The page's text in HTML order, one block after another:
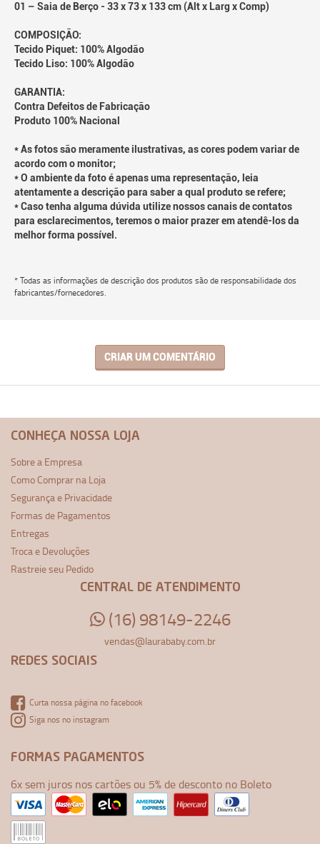
01 – Saia de Berço - 33 x 73 x 133 cm (Alt x Larg x Comp)
COMPOSIÇÃO:
Tecido Piquet: 100% Algodão
Tecido Liso: 100% Algodão
GARANTIA:
Contra Defeitos de Fabricação
Produto 100% Nacional
* As fotos são meramente ilustrativas, as cores podem variar de
acordo com o monitor;
* O ambiente da foto é apenas uma representação, leia
atentamente a descrição para saber a qual produto se refere;
* Caso tenha alguma dúvida utilize nossos canais de contatos
para esclarecimentos, teremos o maior prazer em atendê-los da
melhor forma possível.
* Todas as informações de descrição dos produtos são de responsabilidade dos
fabricantes/fornecedores.
CRIAR UM COMENTÁRIO
CONHEÇA NOSSA LOJA
Sobre a Empresa
Como Comprar na Loja
Segurança e Privacidade
Formas de Pagamentos
Entregas
Troca e Devoluções
Rastreie seu Pedido
CENTRAL DE ATENDIMENTO
(16) 98149-2246
vendas@laurababy.com.br
REDES SOCIAIS
Curta nossa página no facebook
Siga nos no instagram
FORMAS PAGAMENTOS
6x sem juros nos cartões ou 5% de desconto no Boleto